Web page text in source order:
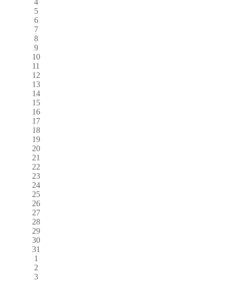
5
6
7
8
9
10
11
12
13
14
15
16
17
18
19
20
21
22
23
24
25
26
27
28
29
30
31
1
2
3